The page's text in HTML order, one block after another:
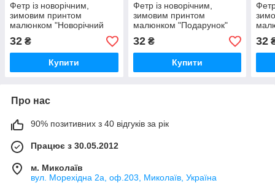
Фетр із новорічним,
зимовим принтом
малюнком "Новорічний
декор" ПНГ014
32 ₴
Купити
Фетр із новорічним,
зимовим принтом
малюнком "Подарунок"
ПНГ022
32₴
Купити
32
Про нас
90% позитивних з 40 відгуків за рік
Працює з 30.05.2012
м. Миколаїв
вул. Морехідна 2а, оф.203, Миколаїв, Україна